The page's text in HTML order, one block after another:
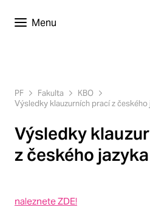
Menu
PF Fakulta
KBO
Výsledky klauzurních prací z českého
Výsledky
z českého
naleznete ZDE!